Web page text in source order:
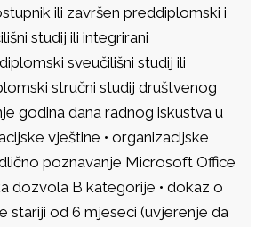
ili završen preddiplomski i
studij ili integrirani
sveučilišni studij ili
stručni studij društvenog
godina dana radnog iskustva u
vještine • organizacijske
poznavanje Microsoft Office
dozvola B kategorije • dokaz o
stariji od 6 mjeseci (uvjerenje da